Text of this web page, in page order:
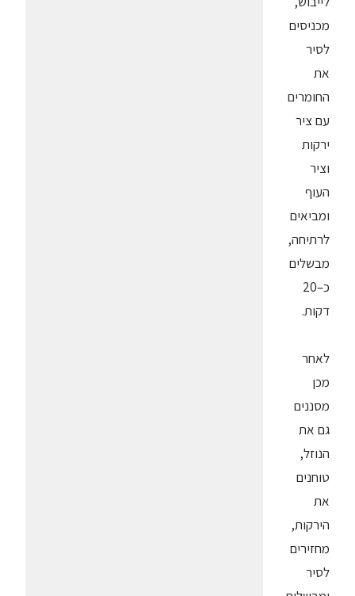
מכניסים
לסיר
את
החומרים
עם ציר
ירקות
וציר
העוף
ומביאים
לרתיחה,
מבשלים
כ–20
דקות.
לאחר
מכן
מסננים
גם את
הנוזל,
טוחנים
את
הירקות,
מחזירים
לסיר